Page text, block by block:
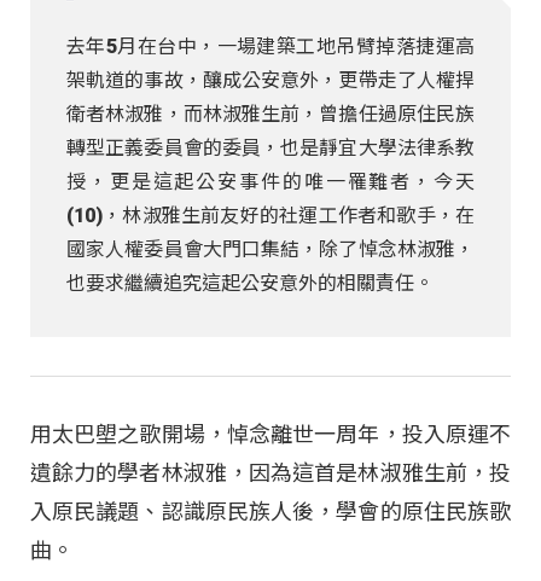
去年5月在台中，一場建築工地吊臂掉落捷運高
架軌道的事故，釀成公安意外，更帶走了人權捍
衛者林淑雅，而林淑雅生前，曾擔任過原住民族
轉型正義委員會的委員，也是靜宜大學法律系教
授，更是這起公安事件的唯一罹難者，今天
(10)，林淑雅生前友好的社運工作者和歌手，在
國家人權委員會大門口集結，除了悼念林淑雅，
也要求繼續追究這起公安意外的相關責任。
用太巴塱之歌開場，悼念離世一周年，投入原運不
遺餘力的學者林淑雅，因為這首是林淑雅生前，投
入原民議題、認識原民族人後，學會的原住民族歌
曲。